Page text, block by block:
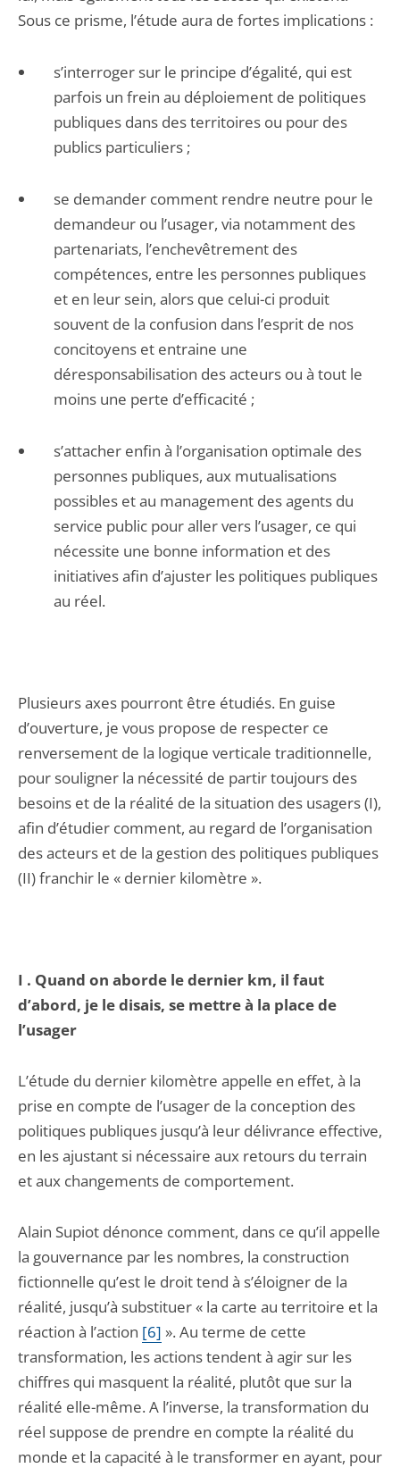
Sous ce prisme, l’étude aura de fortes implications :
s’interroger sur le principe d’égalité, qui est
parfois un frein au déploiement de politiques
publiques dans des territoires ou pour des
publics particuliers ;
se demander comment rendre neutre pour le
demandeur ou l’usager, via notamment des
partenariats, l’enchevêtrement des
compétences, entre les personnes publiques
et en leur sein, alors que celui-ci produit
souvent de la confusion dans l’esprit de nos
concitoyens et entraine une
déresponsabilisation des acteurs ou à tout le
moins une perte d’efficacité ;
s’attacher enfin à l’organisation optimale des
personnes publiques, aux mutualisations
possibles et au management des agents du
service public pour aller vers l’usager, ce qui
nécessite une bonne information et des
initiatives afin d’ajuster les politiques publiques
au réel.
Plusieurs axes pourront être étudiés. En guise
d’ouverture, je vous propose de respecter ce
renversement de la logique verticale traditionnelle,
pour souligner la nécessité de partir toujours des
besoins et de la réalité de la situation des usagers (I),
afin d’étudier comment, au regard de l’organisation
des acteurs et de la gestion des politiques publiques
(II) franchir le « dernier kilomètre ».
I . Quand on aborde le dernier km, il faut
d’abord, je le disais, se mettre à la place de
l’usager
L’étude du dernier kilomètre appelle en effet, à la
prise en compte de l’usager de la conception des
politiques publiques jusqu’à leur délivrance effective,
en les ajustant si nécessaire aux retours du terrain
et aux changements de comportement.
Alain Supiot dénonce comment, dans ce qu’il appelle
la gouvernance par les nombres, la construction
fictionnelle qu’est le droit tend à s’éloigner de la
réalité, jusqu’à substituer « la carte au territoire et la
réaction à l’action [6] ». Au terme de cette
transformation, les actions tendent à agir sur les
chiffres qui masquent la réalité, plutôt que sur la
réalité elle-même. A l’inverse, la transformation du
réel suppose de prendre en compte la réalité du
monde et la capacité à le transformer en ayant, pour